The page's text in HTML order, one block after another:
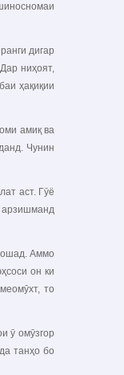
дигар
ниҳоят,
ҳақиқии
амиқ ва
Чунин
аст. Гӯё
арзишманд
Аммо
он ки
то
ӯ омӯзгор
танҳо бо